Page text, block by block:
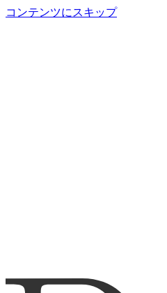
コンテンツにスキップ